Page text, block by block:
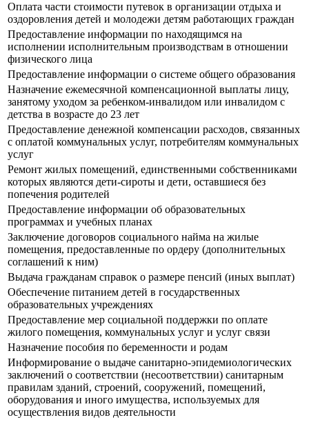
Оплата части стоимости путевок в организации отдыха и
оздоровления детей и молодежи детям работающих граждан
Предоставление информации по находящимся на
исполнении исполнительным производствам в отношении
физического лица
Предоставление информации о системе общего образования
Назначение ежемесячной компенсационной выплаты лицу,
занятому уходом за ребенком-инвалидом или инвалидом с
детства в возрасте до 23 лет
Предоставление денежной компенсации расходов, связанных
с оплатой коммунальных услуг, потребителям коммунальных
услуг
Ремонт жилых помещений, единственными собственниками
которых являются дети-сироты и дети, оставшиеся без
попечения родителей
Предоставление информации об образовательных
программах и учебных планах
Заключение договоров социального найма на жилые
помещения, предоставленные по ордеру (дополнительных
соглашений к ним)
Выдача гражданам справок о размере пенсий (иных выплат)
Обеспечение питанием детей в государственных
образовательных учреждениях
Предоставление мер социальной поддержки по оплате
жилого помещения, коммунальных услуг и услуг связи
Назначение пособия по беременности и родам
Информирование о выдаче санитарно-эпидемиологических
заключений о соответствии (несоответствии) санитарным
правилам зданий, строений, сооружений, помещений,
оборудования и иного имущества, используемых для
осуществления видов деятельности